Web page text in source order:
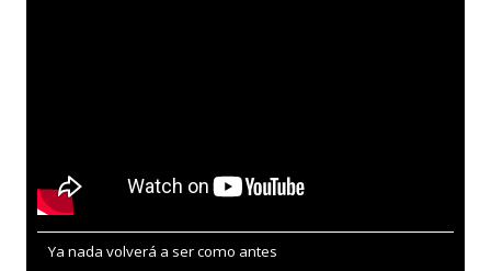
Ya nada volverá a ser como antes